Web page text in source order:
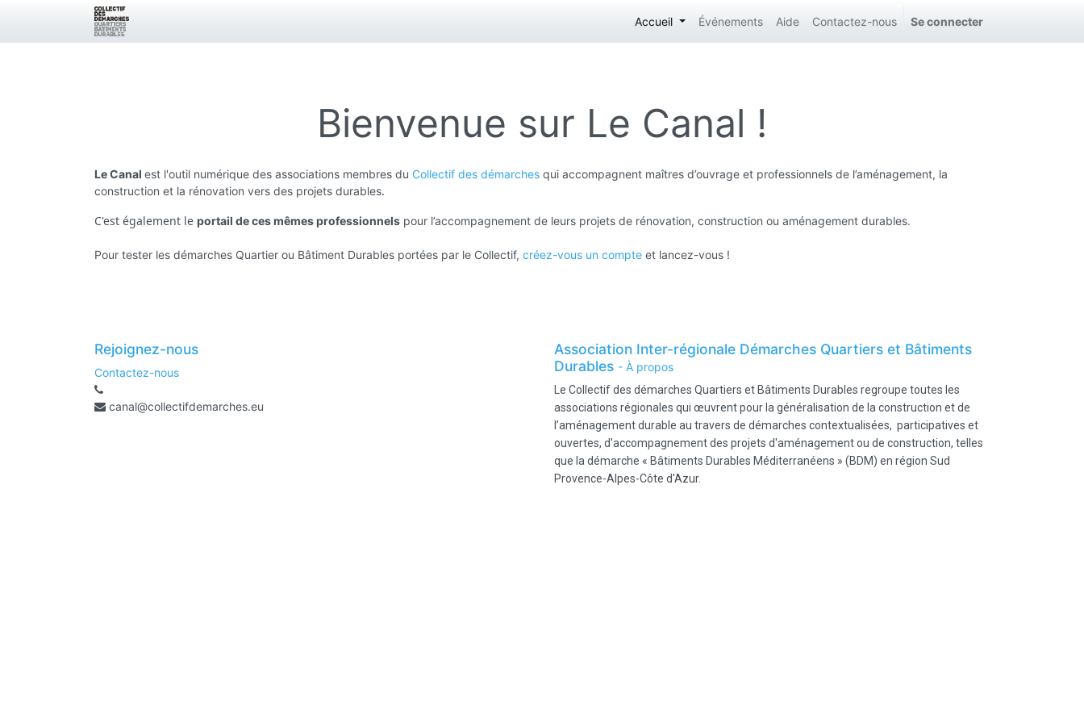
Accueil Événements Aide Contactez-nous Se connecter
Bienvenue sur Le Canal !
Le Canal est l'outil numérique des associations membres du Collectif des démarches qui accompagnent maîtres d’ouvrage et professionnels de l’aménagement, la
construction et la rénovation vers des projets durables.
C'est également le portail de ces mêmes professionnels pour l’accompagnement de leurs projets de rénovation, construction ou aménagement durables.
Pour tester les démarches Quartier ou Bâtiment Durables portées par le Collectif, créez-vous un compte et lancez-vous !
Rejoignez-nous
Contactez-nous
canal@collectifdemarches.eu
Association Inter-régionale Démarches Quartiers et Bâtiments
Durables - À propos
Le Collectif des démarches Quartiers et Bâtiments Durables regroupe toutes les
associations régionales qui œuvrent pour la généralisation de la construction et de
l’aménagement durable au travers de démarches contextualisées, participatives et
ouvertes, d'accompagnement des projets d'aménagement ou de construction, telles
que la démarche « Bâtiments Durables Méditerranéens » (BDM) en région Sud
Provence-Alpes-Côte d'Azur.